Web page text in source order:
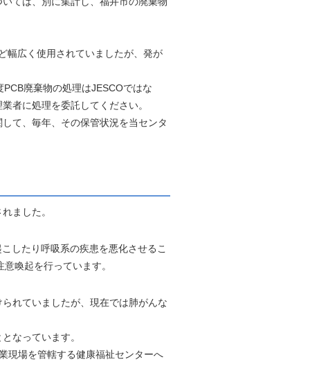
幅広く使用されていましたが、発が
廃棄物の処理はJESCOではな
者に処理を委託してください。
て、毎年、その保管状況を当センタ
ました。
したり呼吸系の疾患を悪化させるこ
喚起を行っています。
れていましたが、現在では肺がんな
なっています。
現場を管轄する健康福祉センターへ